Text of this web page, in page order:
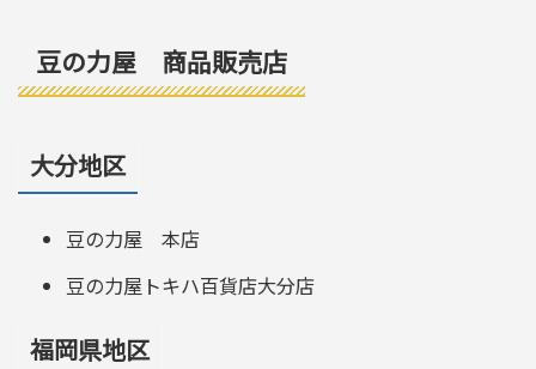
豆の力屋 商品販売店
大分地区
豆の力屋 本店
豆の力屋トキハ百貨店大分店
福岡県地区